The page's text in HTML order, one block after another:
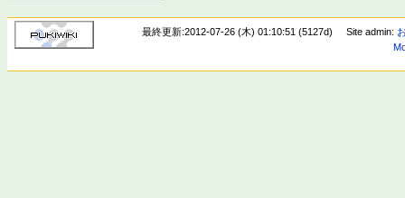
最終更新:2012-07-26 (木) 01:10:51 (5127d) Site admin: